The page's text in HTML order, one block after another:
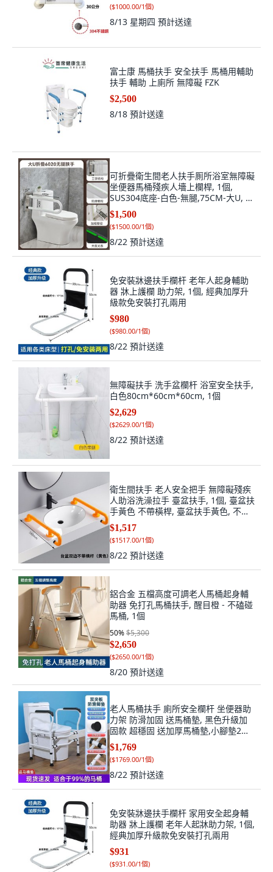
($1000.00/1個)
8/13 星期四 預計送達
富士康 馬桶扶手 安全扶手 馬桶用輔助
扶手 輔助 上廁所 無障礙 FZK
$2,500
8/18 預計送達
可折疊衛生間老人扶手厠所浴室無障礙
坐便器馬桶殘疾人墻上欄桿, 1個,
SUS304底座-白色-無腿,75CM-大U, 白
色
$1,500
($1500.00/1個)
8/22 預計送達
免安裝牀邊扶手欄杆 老年人起身輔助
器 牀上護欄 助力架, 1個, 經典加厚升
級款免安裝打孔兩用
$980
($980.00/1個)
8/22 預計送達
無障礙扶手 洗手盆欄杆 浴室安全扶手,
白色80cm*60cm*60cm, 1個
$2,629
($2629.00/1個)
8/22 預計送達
衛生間扶手 老人安全把手 無障礙殘疾
人助浴洗澡拉手 臺盆扶手, 1個, 臺盆扶
手黃色 不帶橫桿, 臺盆扶手黃色, 不帶
橫桿
$1,517
($1517.00/1個)
8/22 預計送達
鋁合金 五檔高度可調老人馬桶起身輔
助器 免打孔馬桶扶手, 醒目橙 - 不磕碰
馬桶, 1個
50%$5,300
$2,650
($2650.00/1個)
8/20 預計送達
老人馬桶扶手 廁所安全欄杆 坐便器助
力架 防滑加固 送馬桶墊, 黑色升級加
固款 超穩固 送加厚馬桶墊,小腳墊2個
TPE防滑夾片3孔調節防側翻, 1個
$1,769
($1769.00/1個)
8/22 預計送達
免安裝牀邊扶手欄杆 家用安全起身輔
助器 牀上護欄 老年人起牀助力架, 1個,
經典加厚升級款免安裝打孔兩用
$931
($931.00/1個)